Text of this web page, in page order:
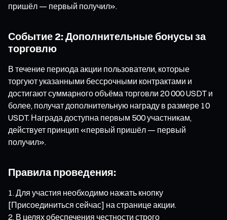
пришёл — первый получил».
Событие 2: Дополнительные бонусы за
торговлю
В течение периода акции пользователи, которые
торгуют указанными бессрочными контрактами и
достигают суммарного объёма торговли 20 000 USDT и
более, получат дополнительную награду в размере 10
USDT. Награда доступна первым 500 участникам,
действует принцип «первый пришёл — первый
получил».
Правила проведения:
Для участия необходимо нажать кнопку
[Присоединиться сейчас] на странице акции.
В целях обеспечения честности строго